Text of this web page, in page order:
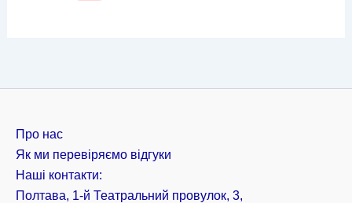
Про нас
Як ми перевіряємо відгуки
Наші контакти:
Полтава, 1-й Театральний провулок, 3,